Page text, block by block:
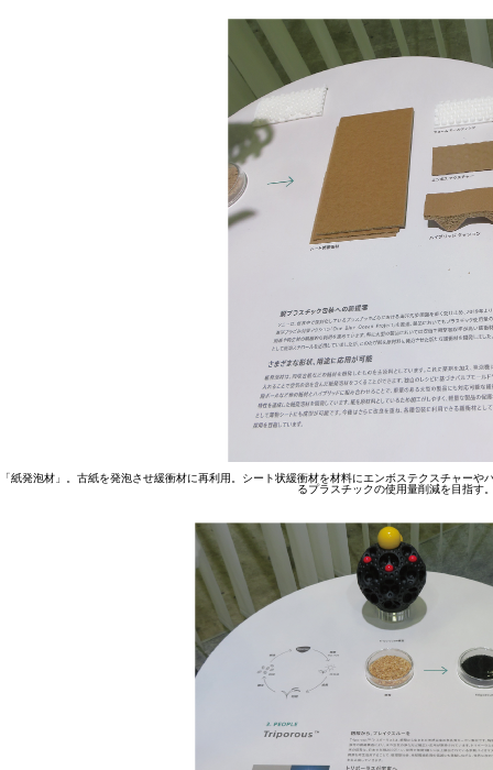
「紙発泡材」。古紙を発泡させ緩衝材に再利用。シート状緩衝材を材料にエンボステクスチャー
るプラスチックの使用量削減を目指す